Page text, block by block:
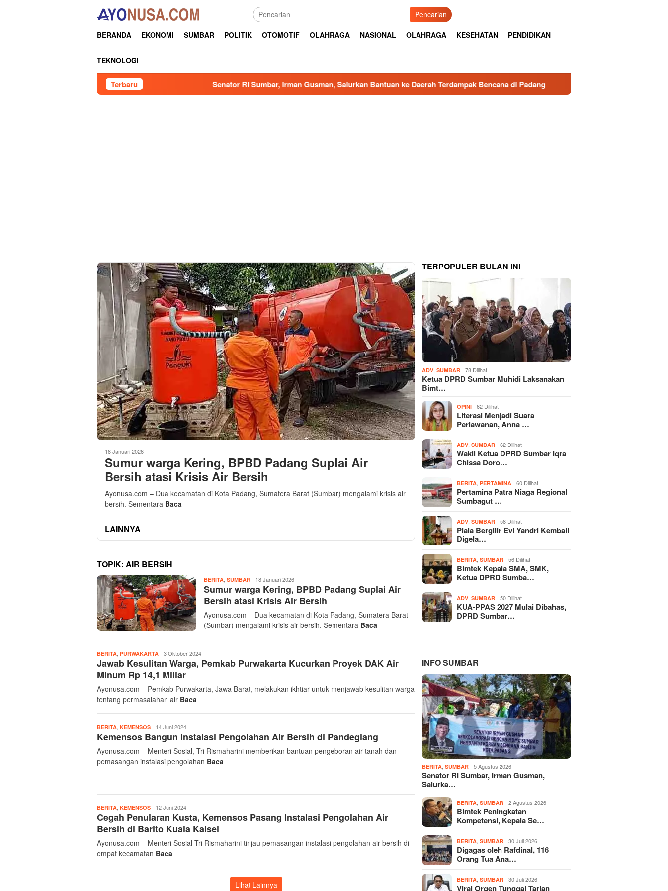
Pencarian
BERANDA EKONOMI SUMBAR POLITIK OTOMOTIF OLAHRAGA NASIONAL OLAHRAGA KESEHATAN PENDIDIKAN
TEKNOLOGI
Terbaru Senator RI Sumbar, Irman Gusman, Salurkan Bantuan ke Daerah Terdampak Bencana di Padang Sambut HUT RI ke-81, TISI Luncurkan
18 Januari 2026
Sumur warga Kering, BPBD Padang Suplai Air
Bersih atasi Krisis Air Bersih
Ayonusa.com – Dua kecamatan di Kota Padang, Sumatera Barat (Sumbar) mengalami krisis air
bersih. Sementara Baca
LAINNYA
TOPIK: AIR BERSIH
BERITA SUMBAR Musthofa
Ritonga
18 Januari 2026
Sumur warga Kering, BPBD Padang Suplai Air
Bersih atasi Krisis Air Bersih
Ayonusa.com – Dua kecamatan di Kota Padang, Sumatera Barat
(Sumbar) mengalami krisis air bersih. Sementara Baca
BERITA PURWAKARTA Admin
Ayonusa
3 Oktober 2024
Jawab Kesulitan Warga, Pemkab Purwakarta Kucurkan Proyek DAK Air
Minum Rp 14,1 Miliar
Ayonusa.com – Pemkab Purwakarta, Jawa Barat, melakukan ikhtiar untuk menjawab kesulitan warga
tentang permasalahan air Baca
BERITA KEMENSOS Admin
Ayonusa
14 Juni 2024
Kemensos Bangun Instalasi Pengolahan Air Bersih di Pandeglang
Ayonusa.com – Menteri Sosial, Tri Rismaharini memberikan bantuan pengeboran air tanah dan
pemasangan instalasi pengolahan Baca
BERITA KEMENSOS Admin
Ayonusa
12 Juni 2024
Cegah Penularan Kusta, Kemensos Pasang Instalasi Pengolahan Air
Bersih di Barito Kuala Kalsel
Ayonusa.com – Menteri Sosial Tri Rismaharini tinjau pemasangan instalasi pengolahan air bersih di
empat kecamatan Baca
Lihat Lainnya
TERPOPULER BULAN INI
ADV ,SUMBAR 78 Dilihat
Ketua DPRD Sumbar Muhidi Laksanakan
Bimt…
OPINI 62 Dilihat
Literasi Menjadi Suara
Perlawanan, Anna …
ADV ,SUMBAR 62 Dilihat
Wakil Ketua DPRD Sumbar Iqra
Chissa Doro…
BERITA ,PERTAMINA 60 Dilihat
Pertamina Patra Niaga Regional
Sumbagut …
ADV ,SUMBAR 58 Dilihat
Piala Bergilir Evi Yandri Kembali
Digela…
BERITA ,SUMBAR 56 Dilihat
Bimtek Kepala SMA, SMK,
Ketua DPRD Sumba…
ADV ,SUMBAR 50 Dilihat
KUA-PPAS 2027 Mulai Dibahas,
DPRD Sumbar…
INFO SUMBAR
BERITA ,SUMBAR 5 Agustus 2026
Senator RI Sumbar, Irman Gusman,
Salurka…
BERITA ,SUMBAR 2 Agustus 2026
Bimtek Peningkatan
Kompetensi, Kepala Se…
BERITA ,SUMBAR 30 Juli 2026
Digagas oleh Rafdinal, 116
Orang Tua Ana…
BERITA ,SUMBAR 30 Juli 2026
Viral Orgen Tunggal Tarian